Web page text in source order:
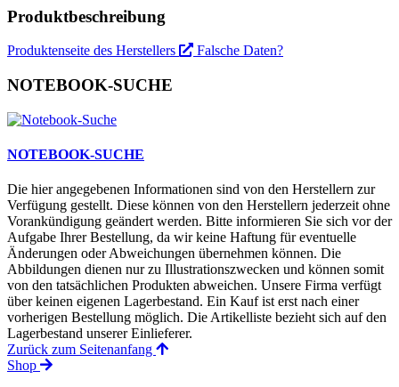
Produktbeschreibung
Produktenseite des Herstellers Falsche Daten?
NOTEBOOK-SUCHE
NOTEBOOK-SUCHE
Die hier angegebenen Informationen sind von den Herstellern zur
Verfügung gestellt. Diese können von den Herstellern jederzeit ohne
Vorankündigung geändert werden. Bitte informieren Sie sich vor der
Aufgabe Ihrer Bestellung, da wir keine Haftung für eventuelle
Änderungen oder Abweichungen übernehmen können. Die
Abbildungen dienen nur zu Illustrationszwecken und können somit
von den tatsächlichen Produkten abweichen. Unsere Firma verfügt
über keinen eigenen Lagerbestand. Ein Kauf ist erst nach einer
vorherigen Bestellung möglich. Die Artikelliste bezieht sich auf den
Lagerbestand unserer Einlieferer.
Zurück zum Seitenanfang
Shop